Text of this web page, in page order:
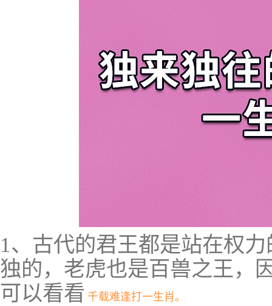
1、古代的君王都是站在权
独的，老虎也是百兽之王，
可以看看 千载难逢打一生肖。